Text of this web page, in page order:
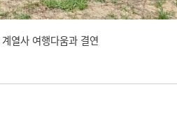
열사 여행다움과 결연